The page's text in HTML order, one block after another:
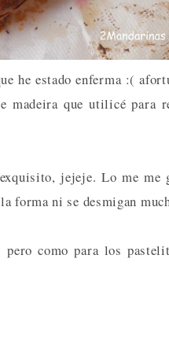
he estado enferma :(
madeira que utilicé para
jejeje. Lo me me
forma ni se desmigan
como para los